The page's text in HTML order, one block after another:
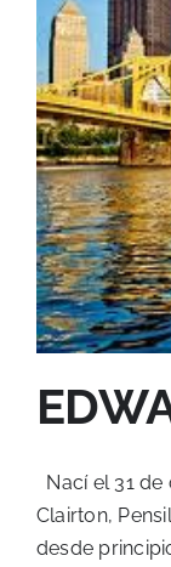
Nací el 31
Clairton,
desde